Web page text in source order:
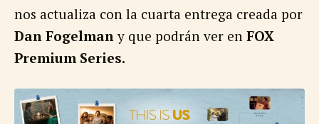
nos actualiza con la cuarta entrega creada por
Dan Fogelmany que podrán ver en FOX
Premium Series.